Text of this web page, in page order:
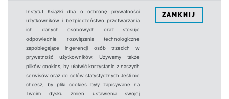
Instytut Książki dba o ochronę prywatności
użytkowników i bezpieczeństwo przetwarzania
ich danych osobowych oraz stosuje
odpowiednie rozwiązania technologiczne
zapobiegające ingerencji osób trzecich w
prywatność użytkowników. Używamy także
plików cookies, by ułatwić korzystanie z naszych
serwisów oraz do celów statystycznych.Jeśli nie
chcesz, by pliki cookies były zapisywane na
Twoim dysku zmień ustawienia swojej
ZAMKNIJ